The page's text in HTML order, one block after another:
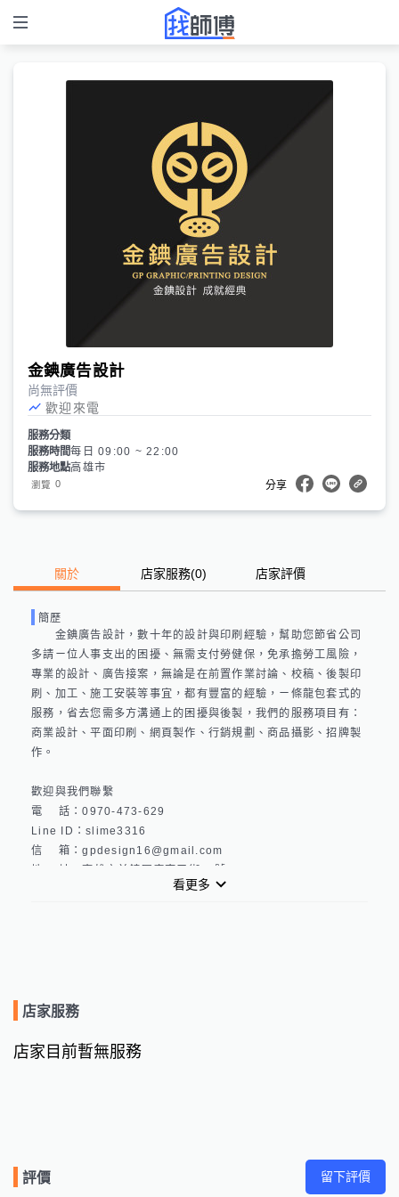
金錪廣告設計
尚無評價
歡迎來電
服務分類
服務時間每日 09:00 ~ 22:00
服務地點高雄市
瀏覽 0 分享
關於 店家服務(0) 店家評價
簡歷
金錪廣告設計，數十年的設計與印刷經驗，幫助您節省公司
多請ㄧ位人事支出的困擾、無需支付勞健保，免承擔勞工風險，
專業的設計、廣告接案，無論是在前置作業討論、校稿、後製印
刷、加工、施工安裝等事宜，都有豐富的經驗，ㄧ條龍包套式的
服務，省去您需多方溝通上的困擾與後製，我們的服務項目有：
商業設計、平面印刷、網頁製作、行銷規劃、商品攝影、招牌製
作。
歡迎與我們聯繫
電　 話：0970-473-629
Line ID：slime3316
信　 箱：gpdesign16@gmail.com
線上瀏覽更多金錪廣告設計的範例 www.gpd.mystrikingly.com
看更多
店家服務
店家目前暫無服務
評價 留下評價